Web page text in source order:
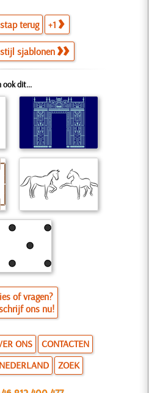
stap terug +1
sjablonen
ook dit...
of vragen?
ons nu!
ONS
CONTACTEN
ZOEK